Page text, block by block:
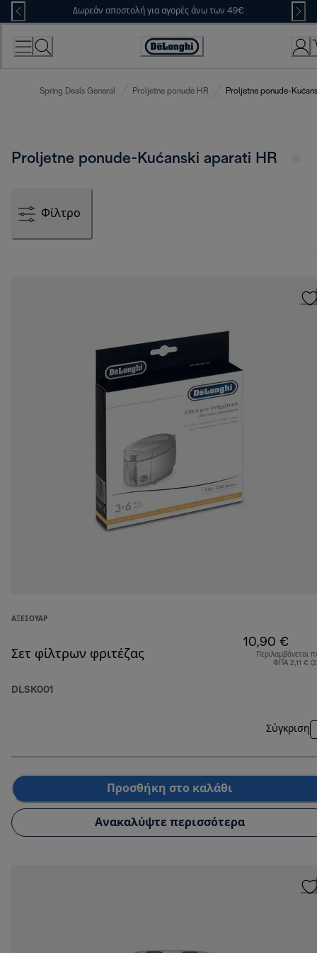
Skip
to
Content
Δωρεάν αποστολή για αγορές άνω των 49€
Accessibility
Spring Deals General Proljetne ponude HR Proljetne ponude-
Proljetne ponude-Kućanski aparati HR
Φίλτρο
ΑΞΕΣΟΥΆΡ
Σετ φίλτρων φριτέζας
DLSK001
10,90 €
Περιλαμβάνεται
ΦΠΑ 2,11 €
Σύγκριση
Προσθήκη στο καλάθι
Ανακαλύψτε περισσότερα